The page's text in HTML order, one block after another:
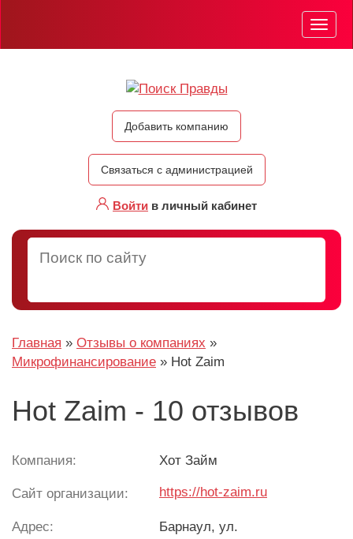
Добавить компанию
Связаться с администрацией
Войти в личный кабинет
Меню
Главная » Отзывы о компаниях »
Микрофинансирование » Hot Zaim
Hot Zaim - 10 отзывов
Компания: Хот Займ
Сайт организации: https://hot-zaim.ru
Адрес: Барнаул, ул.